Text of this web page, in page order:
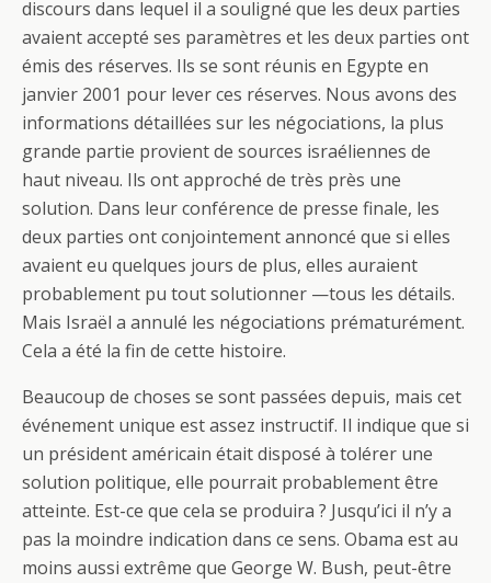
discours dans lequel il a souligné que les deux parties
avaient accepté ses paramètres et les deux parties ont
émis des réserves. Ils se sont réunis en Egypte en
janvier 2001 pour lever ces réserves. Nous avons des
informations détaillées sur les négociations, la plus
grande partie provient de sources israéliennes de
haut niveau. Ils ont approché de très près une
solution. Dans leur conférence de presse finale, les
deux parties ont conjointement annoncé que si elles
avaient eu quelques jours de plus, elles auraient
probablement pu tout solutionner —tous les détails.
Mais Israël a annulé les négociations prématurément.
Cela a été la fin de cette histoire.
Beaucoup de choses se sont passées depuis, mais cet
événement unique est assez instructif. Il indique que si
un président américain était disposé à tolérer une
solution politique, elle pourrait probablement être
atteinte. Est-ce que cela se produira ? Jusqu’ici il n’y a
pas la moindre indication dans ce sens. Obama est au
moins aussi extrême que George W. Bush, peut-être